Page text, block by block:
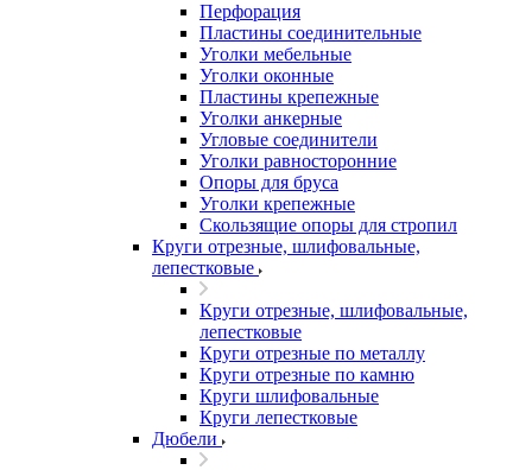
Перфорация
Пластины соединительные
Уголки мебельные
Уголки оконные
Пластины крепежные
Уголки анкерные
Угловые соединители
Уголки равносторонние
Опоры для бруса
Уголки крепежные
Скользящие опоры для стропил
Круги отрезные, шлифовальные,
лепестковые
Круги отрезные, шлифовальные,
лепестковые
Круги отрезные по металлу
Круги отрезные по камню
Круги шлифовальные
Круги лепестковые
Дюбели